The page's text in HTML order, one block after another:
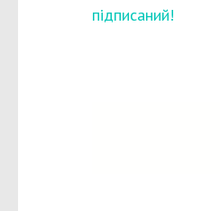
записів
підписаний!